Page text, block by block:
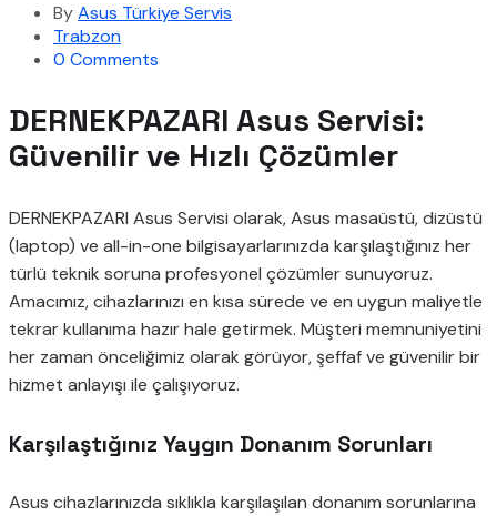
ByAsus Türkiye Servis
Trabzon
0 Comments
DERNEKPAZARI Asus Servisi:
Güvenilir ve Hızlı Çözümler
DERNEKPAZARI Asus Servisi olarak, Asus masaüstü, dizüstü
(laptop) ve all-in-one bilgisayarlarınızda karşılaştığınız her
türlü teknik soruna profesyonel çözümler sunuyoruz.
Amacımız, cihazlarınızı en kısa sürede ve en uygun maliyetle
tekrar kullanıma hazır hale getirmek. Müşteri memnuniyetini
her zaman önceliğimiz olarak görüyor, şeffaf ve güvenilir bir
hizmet anlayışı ile çalışıyoruz.
Karşılaştığınız Yaygın Donanım Sorunları
Asus cihazlarınızda sıklıkla karşılaşılan donanım sorunlarına